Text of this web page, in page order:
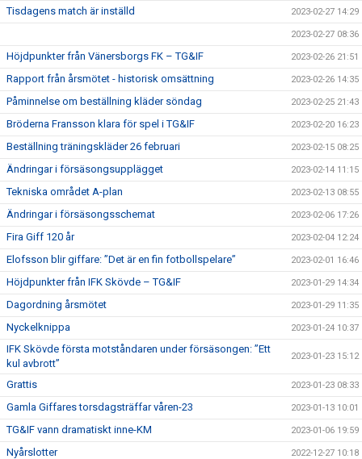
Tisdagens match är inställd 2023-02-27 14:29
2023-02-27 08:36
Höjdpunkter från Vänersborgs FK – TG&IF 2023-02-26 21:51
Rapport från årsmötet - historisk omsättning 2023-02-26 14:35
Påminnelse om beställning kläder söndag 2023-02-25 21:43
Bröderna Fransson klara för spel i TG&IF 2023-02-20 16:23
Beställning träningskläder 26 februari 2023-02-15 08:25
Ändringar i försäsongsupplägget 2023-02-14 11:15
Tekniska området A-plan 2023-02-13 08:55
Ändringar i försäsongsschemat 2023-02-06 17:26
Fira Giff 120 år 2023-02-04 12:24
Elofsson blir giffare: ”Det är en fin fotbollspelare” 2023-02-01 16:46
Höjdpunkter från IFK Skövde – TG&IF 2023-01-29 14:34
Dagordning årsmötet 2023-01-29 11:35
Nyckelknippa 2023-01-24 10:37
IFK Skövde första motståndaren under försäsongen: ”Ett
kul avbrott”
2023-01-23 15:12
Grattis 2023-01-23 08:33
Gamla Giffares torsdagsträffar våren-23 2023-01-13 10:01
TG&IF vann dramatiskt inne-KM 2023-01-06 19:59
Nyårslotter 2022-12-27 10:18